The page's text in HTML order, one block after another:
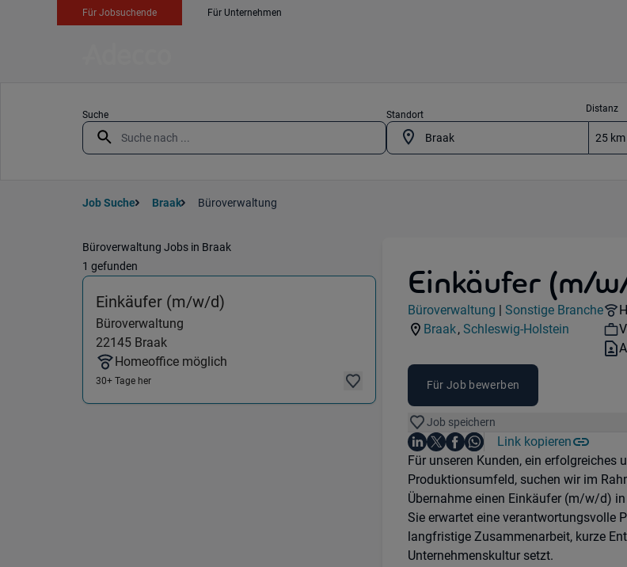
Für Jobsuchende Für Unternehmen
Suche Standort
Distanz
Job Suche Braak Büroverwaltung
Büroverwaltung Jobs in Braak
1 gefunden
Einkäufer (m/w/d) (Büroverwaltung) in 22145 Braak
Büroverwaltung
22145 Braak
Homeoffice möglich
30+ Tage her
Einkäufer (m/
Jobdetails
Kategorie:
Büroverwaltung |
Industry:
Sonstige Branche
Standorte:
Braak,
Region:
Schleswig-Holstein
Für Job bewerben
Job speichern
Teile diesen Job
Auf LinkedIn teilen
Auf X teilen
Auf Facebook teilen
Auf WhatsApp teilen
Link kopieren
Einleitung
Für unseren Kunden, ein
Produktionsumfeld, suchen wir im
Übernahme einen Einkäufer (m/w/d)
Sie erwartet eine verantwortungsvolle
langfristige Zusammenarbeit, kurze
Unternehmenskultur setzt.